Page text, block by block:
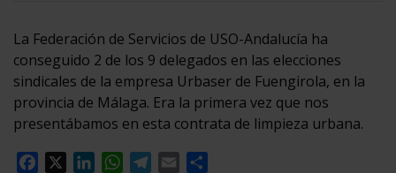
La Federación de Servicios de USO-Andalucía ha
conseguido 2 de los 9 delegados en las elecciones
sindicales de la empresa Urbaser de Fuengirola, en la
provincia de Málaga. Era la primera vez que nos
presentábamos en esta contrata de limpieza urbana.
Facebook
LinkedInWhatsApp
Telegram
Email